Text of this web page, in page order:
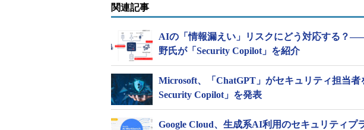
関連記事
AIの「情報漏えい」リスクにどう対応する？
野氏が「Security Copilot」を紹介
Microsoft、「ChatGPT」がセキュリティ担当
Security Copilot」を発表
Google Cloud、生成系AI利用のセキュリティプ